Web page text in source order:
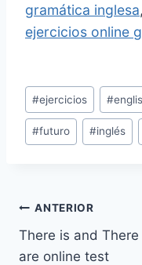
gramática inglesa
ejercicios online
Etiquetas
de
la
#ejercicios #
#futuro #inglés
Navegación
de
ANTERIOR
There is and There
are online test